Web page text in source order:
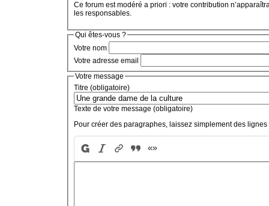
Ce forum est modéré a priori : votre contribution
les responsables.
Qui êtes-vous ?
Votre nom
Votre adresse email
Votre message
Titre (obligatoire)
Texte de votre message (obligatoire)
Pour créer des paragraphes, laissez simplement des lignes